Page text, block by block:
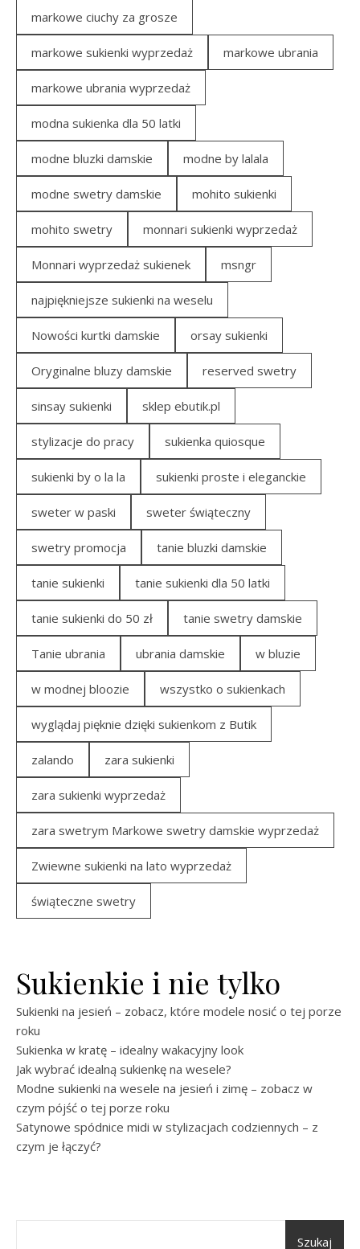
markowe ciuchy za grosze
markowe sukienki wyprzedaż markowe ubrania
markowe ubrania wyprzedaż
modna sukienka dla 50 latki
modne bluzki damskie modne by lalala
modne swetry damskie mohito sukienki
mohito swetry monnari sukienki wyprzedaż
Monnari wyprzedaż sukienek msngr
najpiękniejsze sukienki na weselu
Nowości kurtki damskie orsay sukienki
Oryginalne bluzy damskie reserved swetry
sinsay sukienki sklep ebutik.pl
stylizacje do pracy sukienka quiosque
sukienki by o la la sukienki proste i eleganckie
sweter w paski sweter świąteczny
swetry promocja tanie bluzki damskie
tanie sukienki tanie sukienki dla 50 latki
tanie sukienki do 50 zł tanie swetry damskie
Tanie ubrania ubrania damskie w bluzie
w modnej bloozie wszystko o sukienkach
wyglądaj pięknie dzięki sukienkom z Butik
zalando zara sukienki
zara sukienki wyprzedaż
zara swetrym Markowe swetry damskie wyprzedaż
Zwiewne sukienki na lato wyprzedaż
świąteczne swetry
Sukienkie i nie tylko
Sukienki na jesień – zobacz, które modele nosić o tej porze
roku
Sukienka w kratę – idealny wakacyjny look
Jak wybrać idealną sukienkę na wesele?
Modne sukienki na wesele na jesień i zimę – zobacz w
czym pójść o tej porze roku
Satynowe spódnice midi w stylizacjach codziennych – z
czym je łączyć?
Szukaj